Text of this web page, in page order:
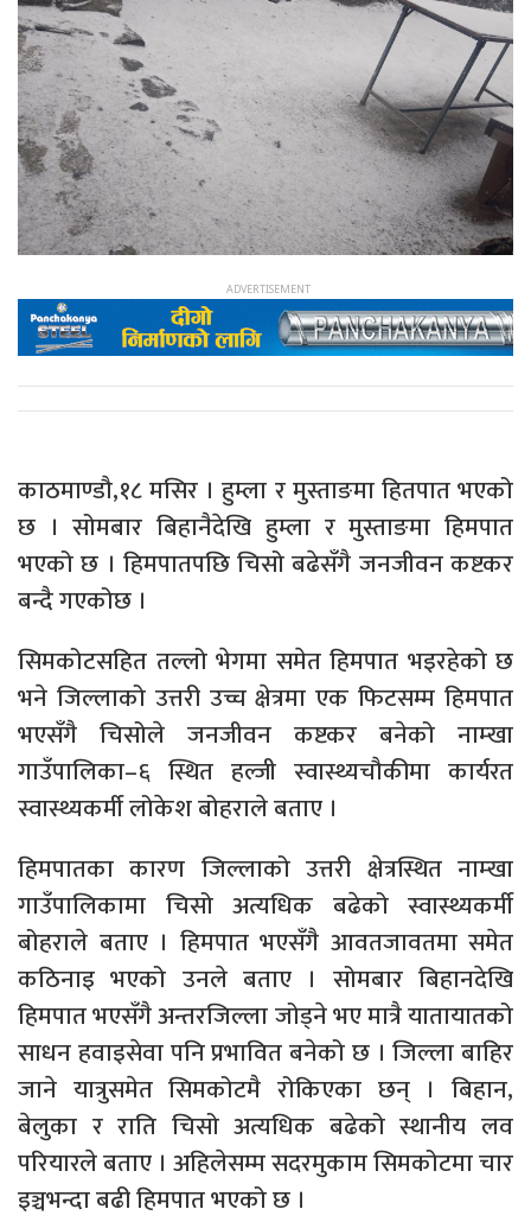
काठमाण्डौ,१८ मसिर । हुम्ला र मुस्ताङमा हितपात भएको
छ । सोमबार बिहानैदेखि हुम्ला र मुस्ताङमा हिमपात
भएको छ । हिमपातपछि चिसो बढेसँगै जनजीवन कष्टकर
बन्दै गएकोछ ।
सिमकोटसहित तल्लो भेगमा समेत हिमपात भइरहेको छ
भने जिल्लाको उत्तरी उच्च क्षेत्रमा एक फिटसम्म हिमपात
भएसँगै चिसोले जनजीवन कष्टकर बनेको नाम्खा
गाउँपालिका–६ स्थित हल्जी स्वास्थ्यचौकीमा कार्यरत
स्वास्थ्यकर्मी लोकेश बोहराले बताए ।
हिमपातका कारण जिल्लाको उत्तरी क्षेत्रस्थित नाम्खा
गाउँपालिकामा चिसो अत्यधिक बढेको स्वास्थ्यकर्मी
बोहराले बताए । हिमपात भएसँगै आवतजावतमा समेत
कठिनाइ भएको उनले बताए । सोमबार बिहानदेखि
हिमपात भएसँगै अन्तरजिल्ला जोड्ने भए मात्रै यातायातको
साधन हवाइसेवा पनि प्रभावित बनेको छ । जिल्ला बाहिर
जाने यात्रुसमेत सिमकोटमै रोकिएका छन् । बिहान,
बेलुका र राति चिसो अत्यधिक बढेको स्थानीय लव
परियारले बताए । अहिलेसम्म सदरमुकाम सिमकोटमा चार
इञ्चभन्दा बढी हिमपात भएको छ ।